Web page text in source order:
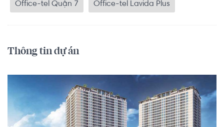
Office-tel Quận 7 Office-tel Lavida Plus
Thông tin dự án